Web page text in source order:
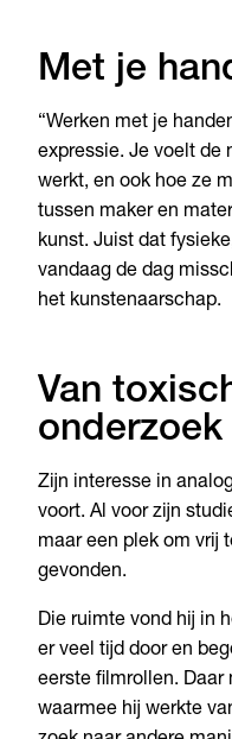
Met je
“Werken met je
expressie. Je voelt de
werkt, en ook hoe ze
tussen maker en
kunst. Juist dat
vandaag de dag
het kunstenaarschap.
Van
onderzoek
Zijn interesse in
voort. Al voor zijn
maar een plek om vrij
gevonden.
Die ruimte vond hij in
er veel tijd door en
eerste filmrollen. Daar
waarmee hij werkte